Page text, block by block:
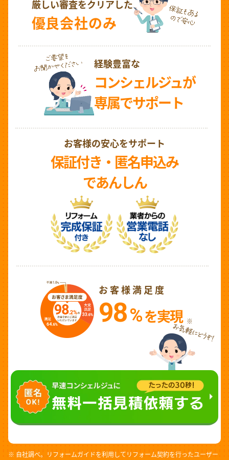
厳しい審査をクリアした
優良会社のみ
経験豊富な
コンシェルジュが
専属でサポート
お客様の安心をサポート
保証付き・匿名申込み
であんしん
お客様満足度
98%を実現 ※
※ 自社調べ。リフォームガイドを利用してリフォーム契約を行ったユーザー